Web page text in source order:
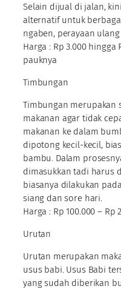
Selain dijual di jalan,
alternatif untuk
ngaben, perayaan
Harga : Rp 3.000
pauknya
Timbungan
Timbungan merupakan
makanan agar tidak
makanan ke dalam
dipotong kecil-kecil,
bambu. Dalam
dimasukkan tadi harus
biasanya dilakukan
siang dan sore hari.
Harga : Rp 100.000 –
Urutan
Urutan merupakan
usus babi. Usus Babi
yang sudah diberikan